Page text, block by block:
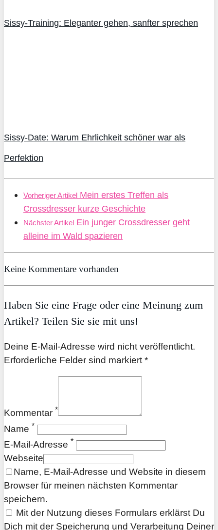
Sissy-Training: Eleganter gehen, sanfter sprechen
Sissy-Date: Warum Ehrlichkeit schöner war als
Perfektion
Vorheriger Artikel Mein erstes Treffen als
Crossdresser kurze Geschichte
Nächster Artikel Ein junger Crossdresser geht
alleine im Wald spazieren
Keine Kommentare vorhanden
Haben Sie eine Frage oder eine Meinung zum
Artikel? Teilen Sie sie mit uns!
Deine E-Mail-Adresse wird nicht veröffentlicht.
Erforderliche Felder sind markiert *
Kommentar *
Name *
E-Mail-Adresse *
Webseite
Name, E-Mail-Adresse und Website in diesem
Browser für meinen nächsten Kommentar
speichern.
Mit der Nutzung dieses Formulars erklärst Du
Dich mit der Speicherung und Verarbeitung Deiner